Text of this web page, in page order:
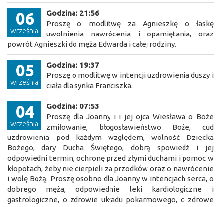
06
września
Godzina: 21:56
Proszę o modlitwę za Agnieszkę o łaskę
uwolnienia nawrócenia i opamiętania, oraz
powrót Agnieszki do męża Edwarda i całej rodziny.
05
września
Godzina: 19:37
Proszę o modlitwę w intencji uzdrowienia duszy i
ciała dla synka Franciszka.
04
września
Godzina: 07:53
Proszę dla Joanny i i jej ojca Wiesława o Boże
zmiłowanie, błogosławieństwo Boże, cud
uzdrowienia pod każdym względem, wolność Dziecka
Bożego, dary Ducha Świętego, dobrą spowiedź i jej
odpowiedni termin, ochronę przed złymi duchami i pomoc w
kłopotach, żeby nie cierpieli za przodków oraz o nawrócenie
i wolę Bożą. Proszę osobno dla Joanny w intencjach serca, o
dobrego męża, odpowiednie leki kardiologiczne i
gastrologiczne, o zdrowie układu pokarmowego, o zdrowe